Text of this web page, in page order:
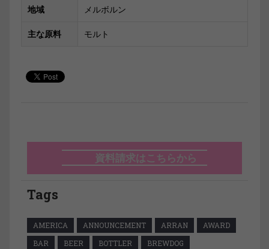
地域 メルボルン
主な原料 モルト
資料請求はこちらから
Tags
AMERICA ANNOUNCEMENT ARRAN
AWARD
BAR
BEER BOTTLER
BREWDOG